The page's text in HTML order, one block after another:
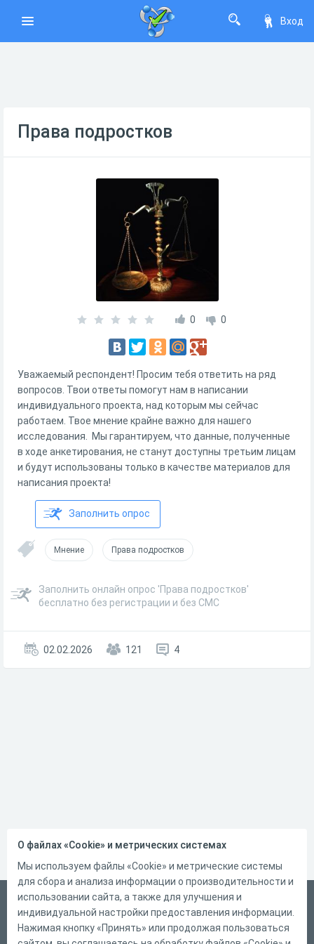
Вход
Права подростков
0 0
Уважаемый респондент! Просим тебя ответить на ряд
вопросов. Твои ответы помогут нам в написании
индивидуального проекта, над которым мы сейчас
работаем. Твое мнение крайне важно для нашего
исследования. Мы гарантируем, что данные, полученные
в ходе анкетирования, не станут доступны третьим лицам
и будут использованы только в качестве материалов для
написания проекта!
Заполнить опрос
Мнение Права подростков
Заполнить онлайн опрос 'Права подростков'
бесплатно без регистрации и без СМС
02.02.2026 121 4
Русский
Справка
О файлах «Cookie» и метрических системах
Мы используем файлы «Cookie» и метрические системы
для сбора и анализа информации о производительности и
использовании сайта, а также для улучшения и
индивидуальной настройки предоставления информации.
Нажимая кнопку «Принять» или продолжая пользоваться